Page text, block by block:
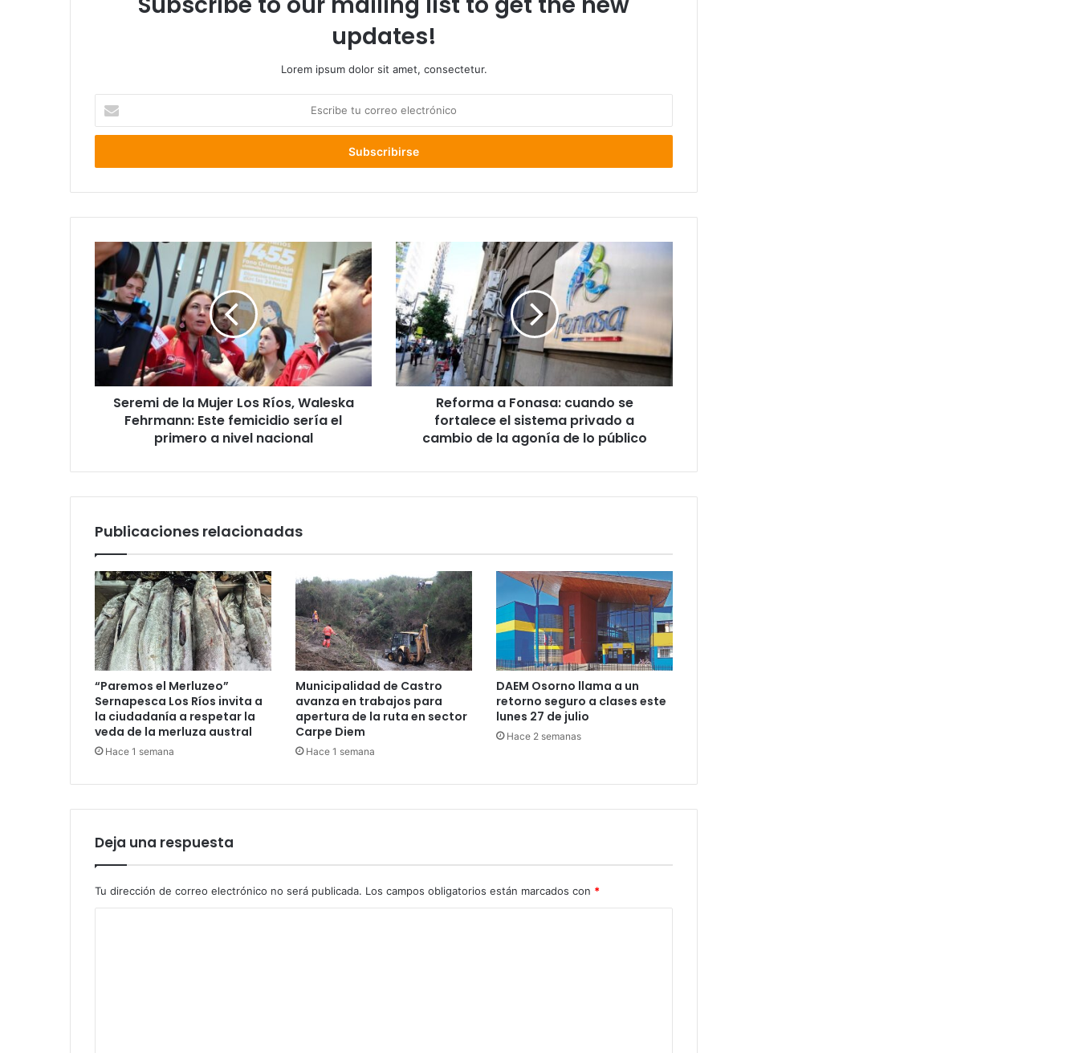
updates!
Lorem ipsum dolor sit amet, consectetur.
correo
Seremi
de
Mujer
Los
Waleska
Fehrmann:
Este
femicidio
a
Seremi de la Mujer Los Ríos, Waleska
Fehrmann: Este femicidio sería el
primero a nivel nacional
Reforma
a
Fonasa:
cuando
se
fortalece
el
sistema
privado
agonía
Reforma a Fonasa: cuando se
fortalece el sistema privado a
cambio de la agonía de lo público
Publicaciones relacionadas
“Paremos el Merluzeo”
Sernapesca Los Ríos invita a
la ciudadanía a respetar la
veda de la merluza austral
Hace 1 semana
Municipalidad de Castro
avanza en trabajos para
apertura de la ruta en sector
Carpe Diem
Hace 1 semana
DAEM Osorno llama a un
retorno seguro a clases este
lunes 27 de julio
Hace 2 semanas
Deja una respuesta
Tu dirección de correo electrónico no será publicada. Los campos obligatorios están marcados con *